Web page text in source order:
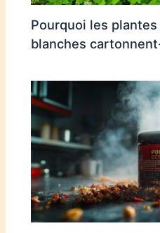
Pourquoi les
blanches